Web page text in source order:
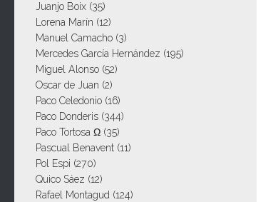
Juanjo Boix (35)
Lorena Marín (12)
Manuel Camacho (3)
Mercedes García Hernández (195)
Miguel Alonso (52)
Oscar de Juan (2)
Paco Celedonio (16)
Paco Donderis (344)
Paco Tortosa Ω (35)
Pascual Benavent (11)
Pol Espi (270)
Quico Sáez (12)
Rafael Montagud (124)